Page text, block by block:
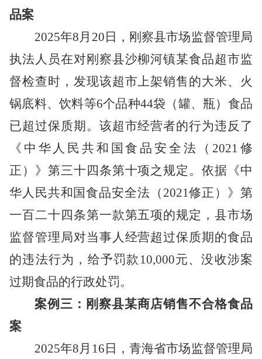
品案
2025年8月20日，刚察县市场监督管理局
执法人员在对刚察县沙柳河镇某食品超市监
督检查时，发现该超市上架销售的大米、火
锅底料、饮料等6个品种44袋（罐、瓶）食品
已超过保质期。该超市经营者的行为违反了
《中华人民共和国食品安全法
（ 2021修
正 ） 》第三十四条第十项之规定。依据《中
华人民共和国食品安全法 （ 2021修正 ） 》第
一百二十四条第一款第五项的规定，县市场
监督管理局对当事人经营超过保质期的食品
的违法行为，给予罚款 10,000元、没收涉案
过期食品的行政处罚。
案例三：刚察县某商店销售不合格食品
案
2025年8月16日，青海省市场监督管理局